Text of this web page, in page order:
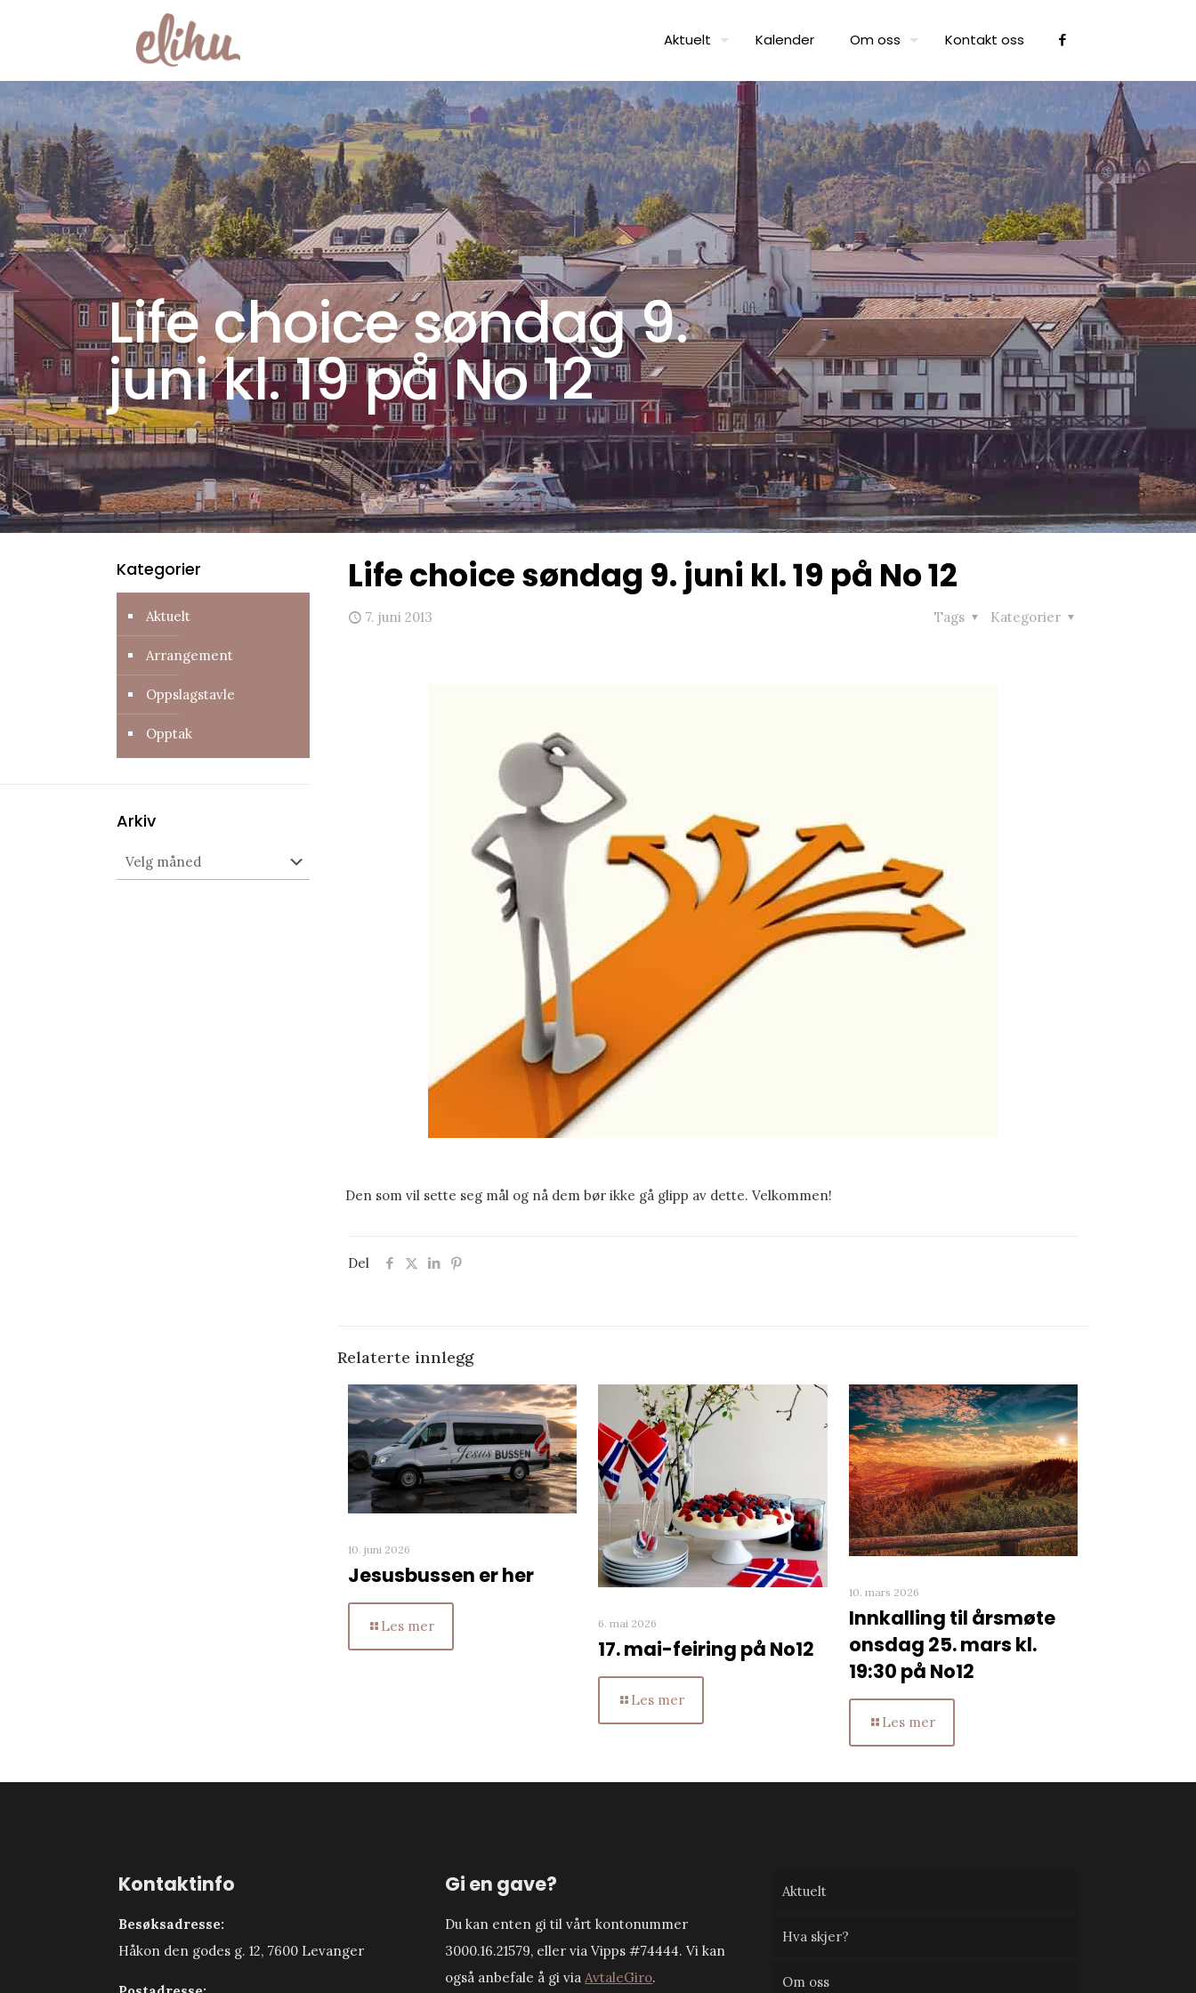
Aktuelt Kalender Om oss Kontakt oss
Life choice søndag 9.
juni kl. 19 på No 12
Life choice søndag 9. juni kl. 19 på No 12
7. juni 2013 Kategorier
Tags
Den som vil sette seg mål og nå dem bør ikke gå glipp av dette. Velkommen!
Del
Relaterte innlegg
10. juni 2026
Jesusbussen er her
Les mer 6. mai 2026
17. mai-feiring på No12
Les mer
10. mars 2026
Innkalling til årsmøte
onsdag 25. mars kl.
19:30 på No12
Les mer
Kategorier
Aktuelt
Arrangement
Oppslagstavle
Opptak
Arkiv
Arkiv
Kontaktinfo
Besøksadresse:
Håkon den godes g. 12, 7600 Levanger
Gi en gave?
Du kan enten gi til vårt kontonummer
3000.16.21579, eller via Vipps #74444. Vi kan
også anbefale å gi viaAvtaleGiro.
Aktuelt
Hva skjer?
Om oss